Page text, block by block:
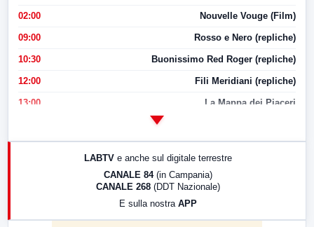
02:00 Nouvelle Vouge (Film)
09:00 Rosso e Nero (repliche)
10:30 Buonissimo Red Roger (repliche)
12:00 Fili Meridiani (repliche)
13:00 La Mappa dei Piaceri
LABTV e anche sul digitale terrestre
CANALE 84 (in Campania)
CANALE 268 (DDT Nazionale)
E sulla nostra APP